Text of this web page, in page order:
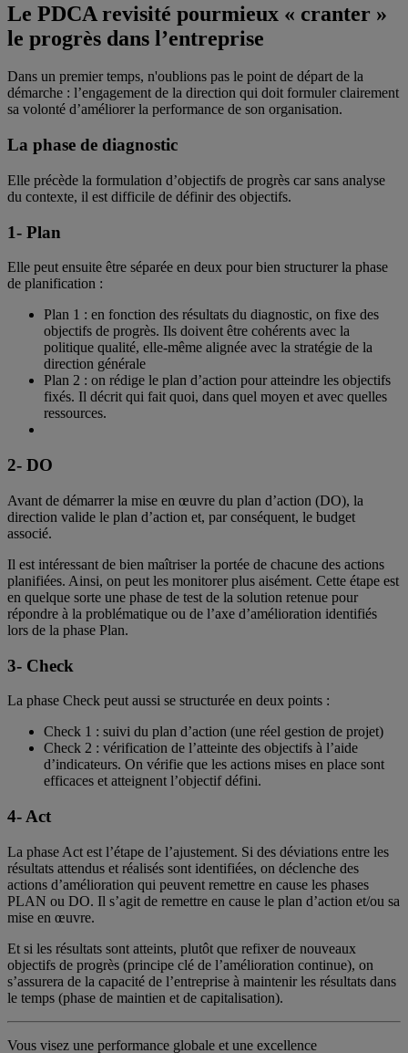
Le PDCA revisité pourmieux « cranter »
le progrès dans l’entreprise
Dans un premier temps, n'oublions pas le point de départ de la
démarche : l’engagement de la direction qui doit formuler clairement
sa volonté d’améliorer la performance de son organisation.
La phase de diagnostic
Elle précède la formulation d’objectifs de progrès car sans analyse
du contexte, il est difficile de définir des objectifs.
1- Plan
Elle peut ensuite être séparée en deux pour bien structurer la phase
de planification :
Plan 1 : en fonction des résultats du diagnostic, on fixe des
objectifs de progrès. Ils doivent être cohérents avec la
politique qualité, elle-même alignée avec la stratégie de la
direction générale
Plan 2 : on rédige le plan d’action pour atteindre les objectifs
fixés. Il décrit qui fait quoi, dans quel moyen et avec quelles
ressources.
2- DO
Avant de démarrer la mise en œuvre du plan d’action (DO), la
direction valide le plan d’action et, par conséquent, le budget
associé.
Il est intéressant de bien maîtriser la portée de chacune des actions
planifiées. Ainsi, on peut les monitorer plus aisément. Cette étape est
en quelque sorte une phase de test de la solution retenue pour
répondre à la problématique ou de l’axe d’amélioration identifiés
lors de la phase Plan.
3- Check
La phase Check peut aussi se structurée en deux points :
Check 1 : suivi du plan d’action (une réel gestion de projet)
Check 2 : vérification de l’atteinte des objectifs à l’aide
d’indicateurs. On vérifie que les actions mises en place sont
efficaces et atteignent l’objectif défini.
4- Act
La phase Act est l’étape de l’ajustement. Si des déviations entre les
résultats attendus et réalisés sont identifiées, on déclenche des
actions d’amélioration qui peuvent remettre en cause les phases
PLAN ou DO. Il s’agit de remettre en cause le plan d’action et/ou sa
mise en œuvre.
Et si les résultats sont atteints, plutôt que refixer de nouveaux
objectifs de progrès (principe clé de l’amélioration continue), on
s’assurera de la capacité de l’entreprise à maintenir les résultats dans
le temps (phase de maintien et de capitalisation).
Vous visez une performance globale et une excellence